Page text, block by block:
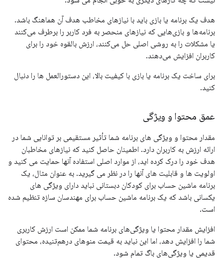
هدف یک برنامه یا بازی باید با نیازهای مخاطب هدف آن هماهنگ باشد.
برنامه‌ها و بازی‌هایی که نیازهای منحصر به فرد کاربر را برطرف می‌کنند
یا مشکلات را به روشی اصلی حل می‌کنند، ارزش بالقوه خود را برای
کاربران افزایش می‌دهند.
برای ساخت یک برنامه یا بازی با کیفیت بالا، این دستورالعمل ها را دنبال
کنید.
عمق محتوا و ویژگی
مقدار محتوا و ویژگی های برنامه شما تأثیر مستقیمی بر توانایی شما در
ارائه ارزش به کاربران دارد. اطمینان حاصل کنید که نیازهای مخاطبان
هدف خود را درک کرده اید، از موارد اصلی استفاده آنها حمایت می کنید و
اولویت ها و قابلیت های آنها را در نظر می گیرید. به عنوان مثال، یک
برنامه ماشین حساب برای کودکان دبستانی نباید دارای ویژگی های
یکسانی باشد که یک برنامه ماشین حساب برای مهندسان سازه تنظیم شده
است.
افزایش مقدار محتوا یا ویژگی‌های برنامه شما ممکن است ارزش کاربری
شما را افزایش دهد، اما این نباید به قیمت منوهای درهم‌تنیده، محتوای
قدیمی یا ویژگی‌های باگ تمام شود.